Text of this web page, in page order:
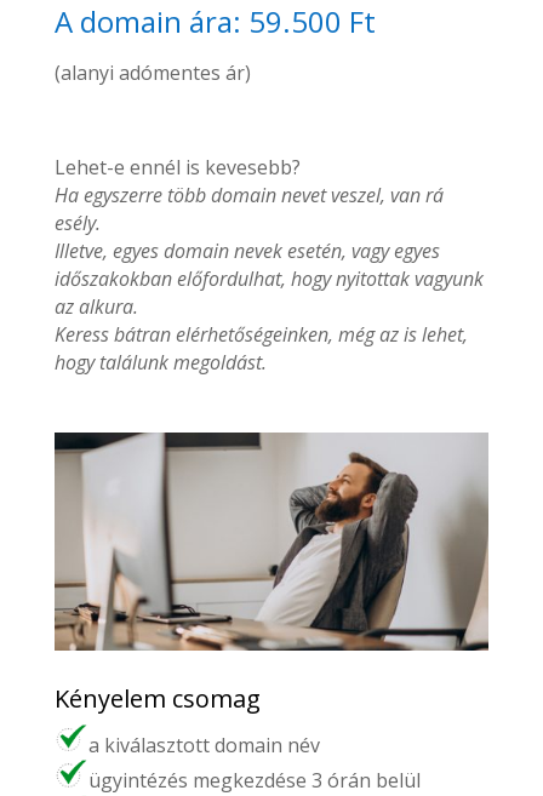
A domain ára: 59.500 Ft
(alanyi adómentes ár)
Lehet-e ennél is kevesebb?
Ha egyszerre több domain nevet veszel, van rá
esély.
Illetve, egyes domain nevek esetén, vagy egyes
időszakokban előfordulhat, hogy nyitottak vagyunk
az alkura.
Keress bátran elérhetőségeinken, még az is lehet,
hogy találunk megoldást.
Kényelem csomag
a kiválasztott domain név
ügyintézés megkezdése 3 órán belül